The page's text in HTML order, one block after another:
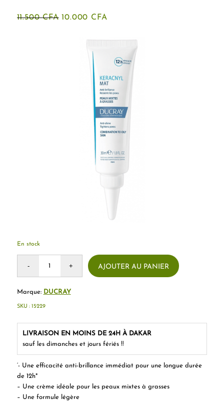
11.500CFA Le
10.000 CFALe
est :
10.000 CFA.
‘- Une efficacité anti-brillance immédiat pour une longue durée
de 12h*
– Une crème idéale pour les peaux mixtes à grasses
– Une formule légère
En stock
AJOUTER AU PANIER
Marque: DUCRAY
LIVRAISON EN MOINS DE 24H À DAKAR
sauf les dimanches et jours fériés !!
SKU : 15229